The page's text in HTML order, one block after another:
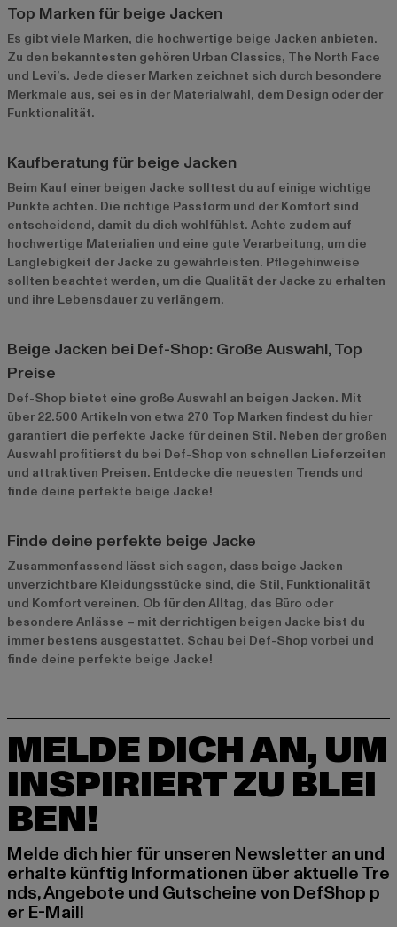
Top Marken für beige Jacken
Es gibt viele Marken, die hochwertige beige Jacken anbieten.
Zu den bekanntesten gehören Urban Classics, The North Face
und Levi’s. Jede dieser Marken zeichnet sich durch besondere
Merkmale aus, sei es in der Materialwahl, dem Design oder der
Funktionalität.
Kaufberatung für beige Jacken
Beim Kauf einer beigen Jacke solltest du auf einige wichtige
Punkte achten. Die richtige Passform und der Komfort sind
entscheidend, damit du dich wohlfühlst. Achte zudem auf
hochwertige Materialien und eine gute Verarbeitung, um die
Langlebigkeit der Jacke zu gewährleisten. Pflegehinweise
sollten beachtet werden, um die Qualität der Jacke zu erhalten
und ihre Lebensdauer zu verlängern.
Beige Jacken bei Def-Shop: Große Auswahl, Top
Preise
Def-Shop bietet eine große Auswahl an beigen Jacken. Mit
über 22.500 Artikeln von etwa 270 Top Marken findest du hier
garantiert die perfekte Jacke für deinen Stil. Neben der großen
Auswahl profitierst du bei Def-Shop von schnellen Lieferzeiten
und attraktiven Preisen. Entdecke die neuesten Trends und
finde deine perfekte beige Jacke!
Finde deine perfekte beige Jacke
Zusammenfassend lässt sich sagen, dass beige Jacken
unverzichtbare Kleidungsstücke sind, die Stil, Funktionalität
und Komfort vereinen. Ob für den Alltag, das Büro oder
besondere Anlässe – mit der richtigen beigen Jacke bist du
immer bestens ausgestattet. Schau bei Def-Shop vorbei und
finde deine perfekte beige Jacke!
MELDE DICH AN, UM
INSPIRIERT ZU BLEI
BEN!
Melde dich hier für unseren Newsletter an und
erhalte künftig Informationen über aktuelle Tre
nds, Angebote und Gutscheine von DefShop p
er E-Mail!